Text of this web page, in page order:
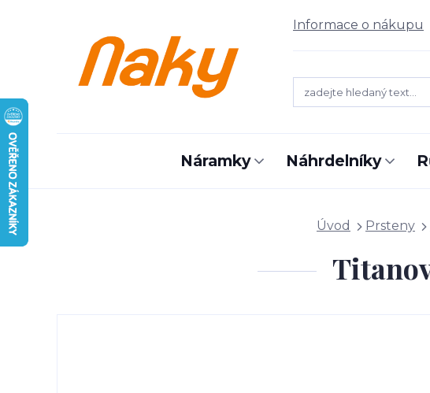
Informace o nákupu
Náramky Náhrdelníky
Úvod Prsteny